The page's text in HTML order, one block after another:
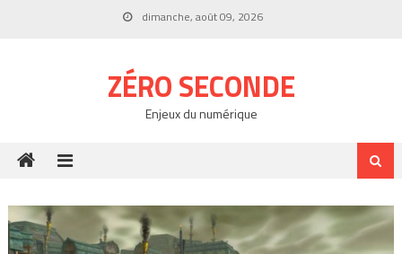
dimanche, août 09, 2026
ZÉRO SECONDE
Enjeux du numérique